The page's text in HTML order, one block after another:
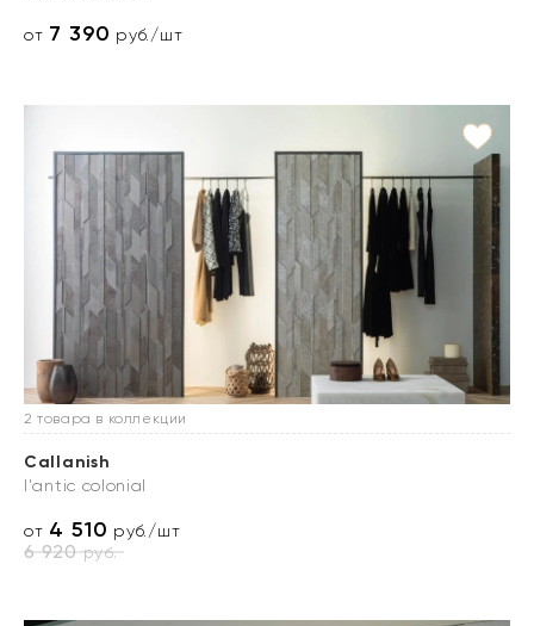
от 7 390 руб./шт
2 товара в коллекции
Callanish
l'antic colonial
от 4 510 руб./шт
6 920руб.